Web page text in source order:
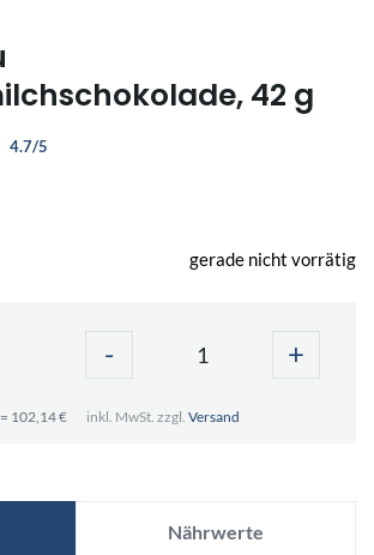
42 g
4.7/5
gerade nicht vorrätig
- +
102,14 € inkl. MwSt. zzgl. Versand
Nährwerte